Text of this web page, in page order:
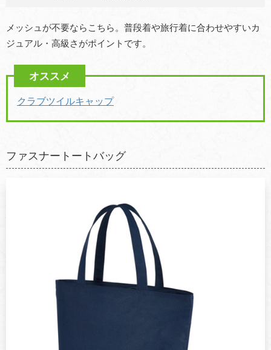
メッシュが不要ならこちら。普段着や旅行着に合わせやすいカ
ジュアル・高級さがポイントです。
クラブツイルキャップ
ファスナートートバッグ